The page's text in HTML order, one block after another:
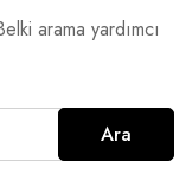
arama yardımcı
Ara